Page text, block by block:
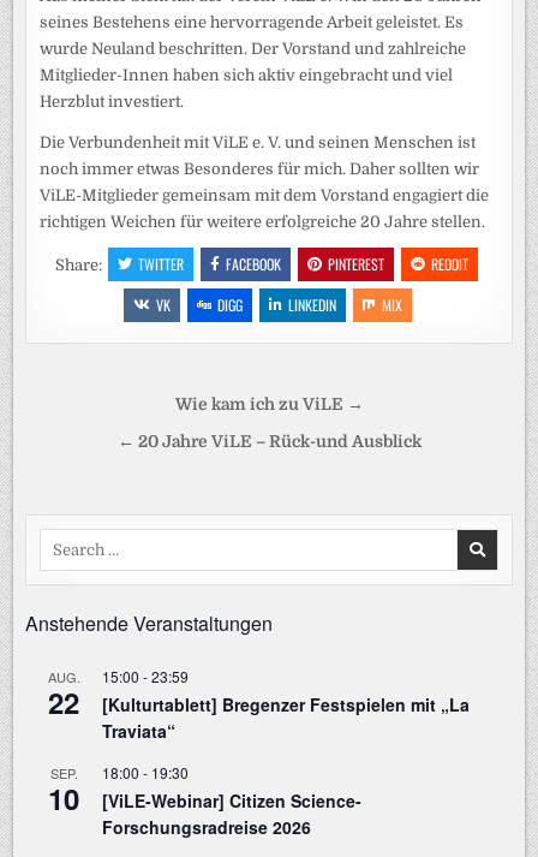
seines Bestehens eine hervorragende Arbeit geleistet. Es
wurde Neuland beschritten. Der Vorstand und zahlreiche
Mitglieder-Innen haben sich aktiv eingebracht und viel
Herzblut investiert.
Die Verbundenheit mit ViLE e. V. und seinen Menschen ist
noch immer etwas Besonderes für mich. Daher sollten wir
ViLE-Mitglieder gemeinsam mit dem Vorstand engagiert die
richtigen Weichen für weitere erfolgreiche 20 Jahre stellen.
Share: TWITTER FACEBOOK PINTEREST
REDDIT
VK
DIGG LINKEDIN MIX
Beitragsnavigation
Wie kam ich zu ViLE →
← 20 Jahre ViLE – Rück-und Ausblick
Search
Anstehende Veranstaltungen
AUG.
22
15:00 -23:59
[Kulturtablett] Bregenzer Festspielen mit „La
Traviata“
SEP.
10
18:00 - 19:30
[ViLE-Webinar] Citizen Science-
Forschungsradreise 2026